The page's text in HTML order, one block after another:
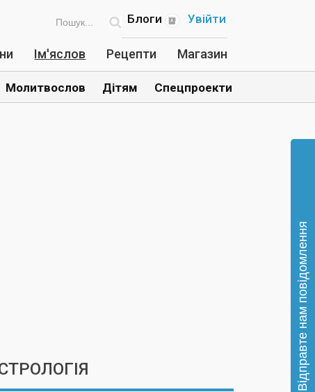
Увійти
Блоги
Ім'яслов Рецепти Магазин
Молитвослов Дітям Спецпроекти
Відправте нам повідомлення